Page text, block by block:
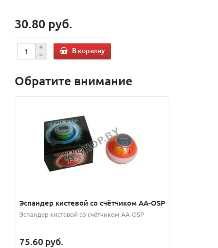
30.80 руб.
В корзину
Обратите внимание
Эспандер кистевой со счётчиком AA-OSP
Эспандер кистевой со счётчиком AA-OSP
75.60 руб.